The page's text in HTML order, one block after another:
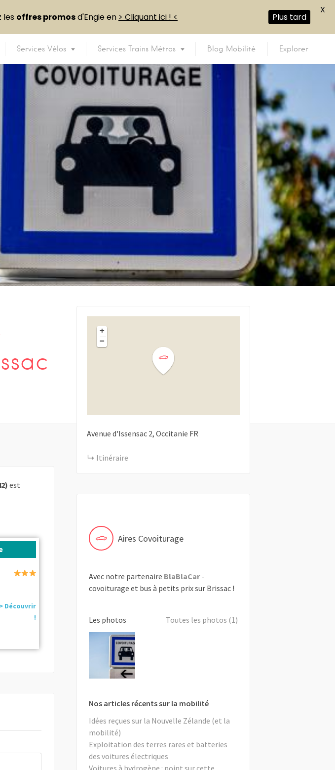
Services Vélos Services Trains Métros Blog Mobilité Explorer
est
> Découvrir
!
+
−
Avenue d'Issensac 2 Occitanie FR
Itinéraire
Aires Covoiturage
Avec notre partenaire BlaBlaCar-
covoiturage et bus à petits prix sur Brissac !
Les photos Toutes les photos (1)
Nos articles récents sur la mobilité
Idées reçues sur la Nouvelle Zélande (et la
mobilité)
Exploitation des terres rares et batteries
des voitures électriques
les offres promosd'Engie en > Cliquant ici ! < Plus tard
X